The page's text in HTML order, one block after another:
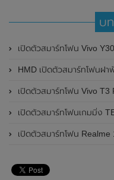
บ
เปิดตัวสมาร์ทโฟน Vivo Y300 Pro อย่างเป็นทางการแล้วในประเทศจี
HMD เปิดตัวสมาร์ทโฟนฝาพับได้
เปิดตัวสมาร์ทโฟน Vivo T3
เปิดตัวสมาร์ทโฟนเกมมิ่ง TECNO POVA
เปิดตัวสมาร์ทโฟน Realme 13 Pro